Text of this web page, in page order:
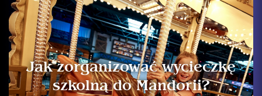
Jak zorganizować wycieczkę
szkolną do Mandorii?